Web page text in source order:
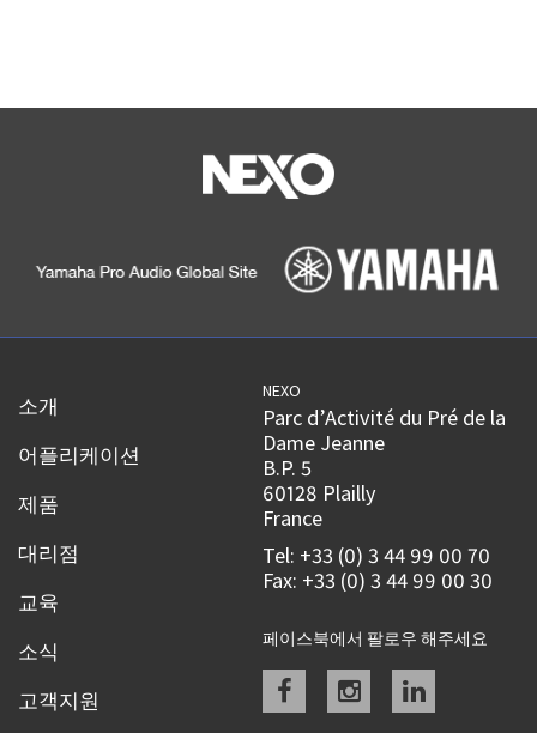
소개
어플리케이션
제품
대리점
교육
소식
고객지원
NEXO
Parc d’Activité du Pré de la
Dame Jeanne
B.P. 5
60128 Plailly
France
Tel: +33 (0) 3 44 99 00 70
Fax: +33 (0) 3 44 99 00 30
페이스북에서 팔로우 해주세요
Facebookinstagramlinkedin